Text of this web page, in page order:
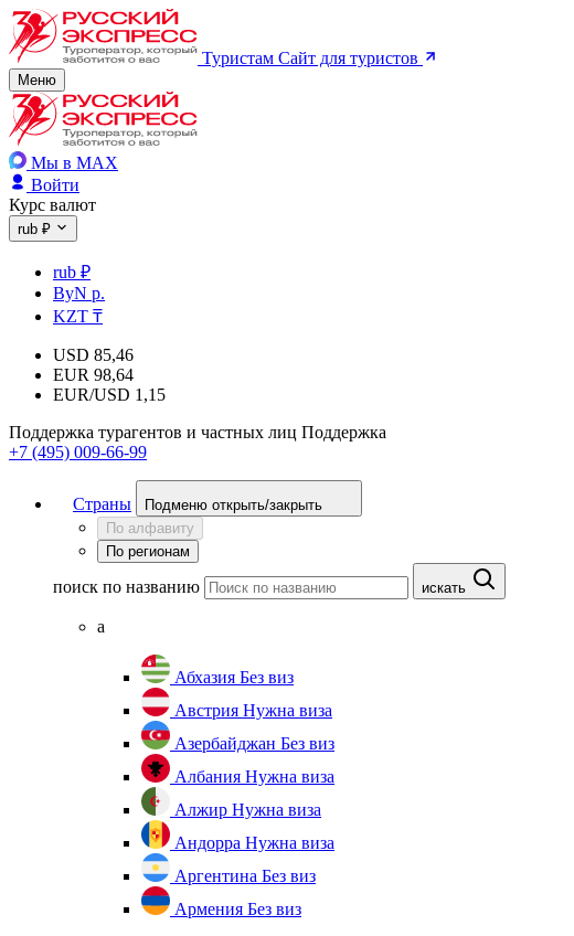
Туристам Сайт для туристов
Меню
Мы в MAX
Войти
Курс валют
rub ₽
rub ₽
ByN р.
KZT ₸
USD 85,46
EUR 98,64
EUR/USD 1,15
Поддержка турагентов и частных лиц Поддержка
+7 (495) 009-66-99
Страны
Подменю открыть/закрыть
По алфавиту
По регионам
поиск по названию искать
а
Абхазия Без виз
Австрия Нужна виза
Азербайджан Без виз
Албания Нужна виза
Алжир Нужна виза
Андорра Нужна виза
Аргентина Без виз
Армения Без виз